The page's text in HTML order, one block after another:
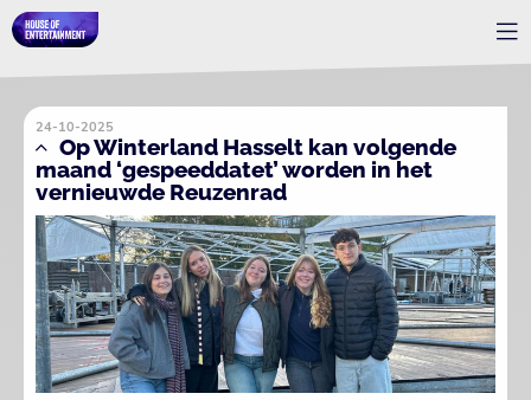
24-10-2025
Op Winterland Hasselt kan volgende
maand ‘gespeeddatet’ worden in het
vernieuwde Reuzenrad